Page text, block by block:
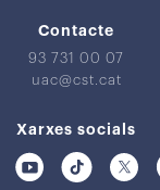
Contacte
93 731 00 07
uac@cst.cat
Xarxes socials